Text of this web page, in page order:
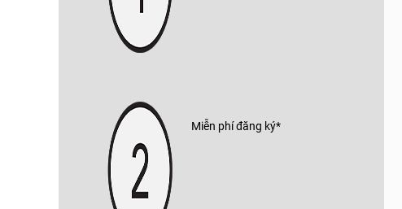
Miễn phí đăng ký*